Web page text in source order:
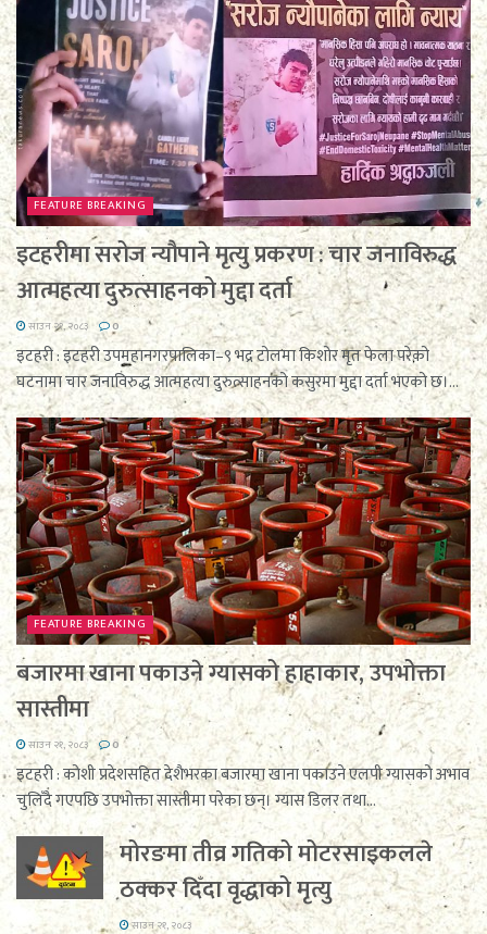
FEATURE BREAKING
इटहरीमा सरोज न्यौपाने मृत्यु प्रकरण : चार जनाविरुद्ध
आत्महत्या दुरुत्साहनको मुद्दा दर्ता
साउन २१, २०८३ 0
इटहरी : इटहरी उपमहानगरपालिका–९ भद्र टोलमा किशोर मृत फेला परेको
घटनामा चार जनाविरुद्ध आत्महत्या दुरुत्साहनको कसुरमा मुद्दा दर्ता भएको छ।...
FEATURE BREAKING
बजारमा खाना पकाउने ग्यासको हाहाकार, उपभोक्ता
सास्तीमा
साउन २१, २०८३ 0
इटहरी : कोशी प्रदेशसहित देशैभरका बजारमा खाना पकाउने एलपी ग्यासको अभाव
चुलिँदै गएपछि उपभोक्ता सास्तीमा परेका छन्। ग्यास डिलर तथा...
मोरङमा तीव्र गतिको मोटरसाइकलले
ठक्कर दिँदा वृद्धाको मृत्यु
साउन २१, २०८३